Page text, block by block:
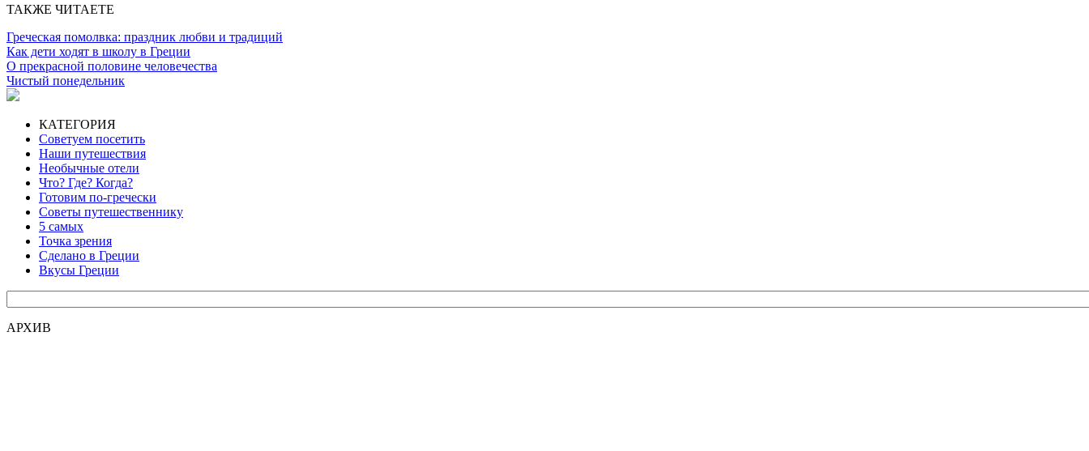
ТАКЖЕ ЧИТАЕТЕ
Греческая помолвка: праздник любви и традиций
Как дети ходят в школу в Греции
О прекрасной половине человечества
Чистый понедельник
КАТЕГОРИЯ
Советуем посетить
Наши путешествия
Необычные отели
Что? Где? Когда?
Готовим по-гречески
Советы путешественнику
5 самых
Точка зрения
Сделано в Греции
Вкусы Греции
АРХИВ